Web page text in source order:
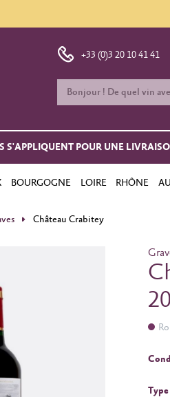
+33 (0)3 20 10 41 41
S'APPLIQUENT POUR UNE
BOURGOGNE LOIRE RHÔNE
Château Crabitey
Type